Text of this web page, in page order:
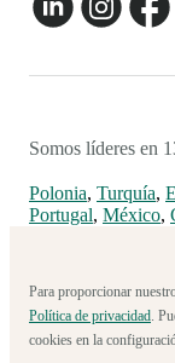
Somos líderes en
Polonia, Turquía,
Portugal, México,
Para proporcionar
Política de privacidad.
cookies en la